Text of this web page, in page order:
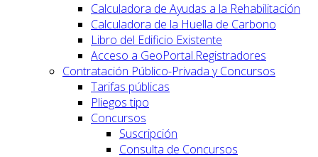
Calculadora de Ayudas a la Rehabilitación
Calculadora de la Huella de Carbono
Libro del Edificio Existente
Acceso a GeoPortal.Registradores
Contratación Público-Privada y Concursos
Tarifas públicas
Pliegos tipo
Concursos
Suscripción
Consulta de Concursos